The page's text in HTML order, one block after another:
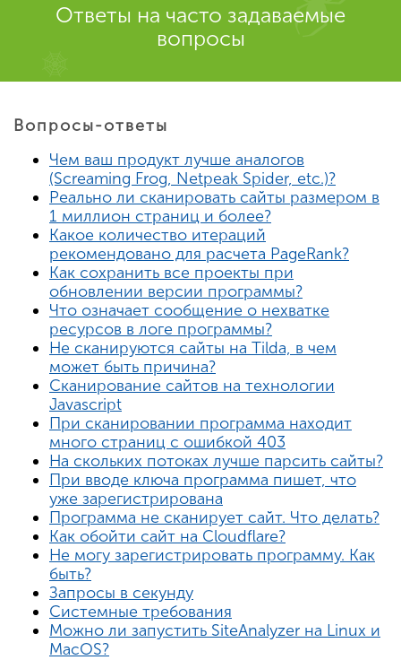
Ответы на часто задаваемые
вопросы
Вопросы-ответы
Чем ваш продукт лучше аналогов
(Screaming Frog, Netpeak Spider, etc.)?
Реально ли сканировать сайты размером в
1 миллион страниц и более?
Какое количество итераций
рекомендовано для расчета PageRank?
Как сохранить все проекты при
обновлении версии программы?
Что означает сообщение о нехватке
ресурсов в логе программы?
Не сканируются сайты на Tilda, в чем
может быть причина?
Сканирование сайтов на технологии
Javascript
При сканировании программа находит
много страниц с ошибкой 403
На скольких потоках лучше парсить сайты?
При вводе ключа программа пишет, что
уже зарегистрирована
Программа не сканирует сайт. Что делать?
Как обойти сайт на Cloudflare?
Не могу зарегистрировать программу. Как
быть?
Запросы в секунду
Системные требования
Можно ли запустить SiteAnalyzer на Linux и
MacOS?